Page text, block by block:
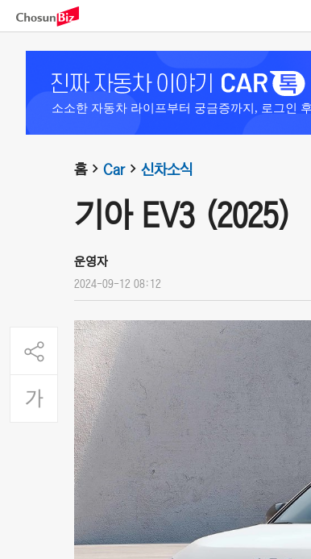
소소한 자동차 라이프부터 궁금증까지, 로그인
홈 Car 신차소식
기아 EV3 (2025)
운영자
2024-09-12 08:12